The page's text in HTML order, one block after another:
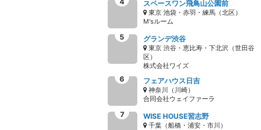
スペースワン飛鳥山公園前
東京 池袋・赤羽・練馬（北区）
M'sルーム
グランデ渋谷
東京 渋谷・恵比寿・下北沢（世田谷
区）
株式会社ワイズ
フェアハウス日吉
神奈川（川崎）
合同会社ウェイファーラ
WISE HOUSE習志野
千葉（船橋・浦安・市川）